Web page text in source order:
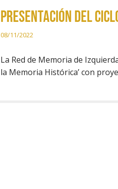
Presentación del
08/11/2022
La Red de Memoria de
la Memoria Histórica’ con